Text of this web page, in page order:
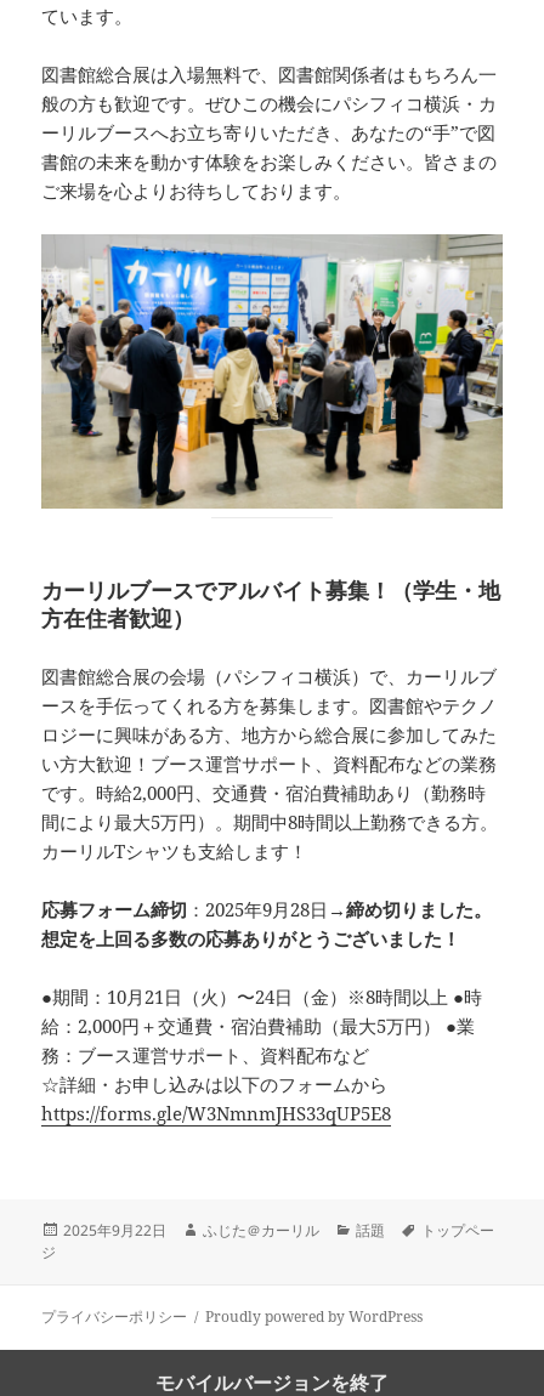
ています。
図書館総合展は入場無料で、図書館関係者はもちろん一
般の方も歓迎です。ぜひこの機会にパシフィコ横浜・カ
ーリルブースへお立ち寄りいただき、あなたの“手”で図
書館の未来を動かす体験をお楽しみください。皆さまの
ご来場を心よりお待ちしております。
カーリルブースでアルバイト募集！（学生・地
方在住者歓迎）
図書館総合展の会場（パシフィコ横浜）で、カーリルブ
ースを手伝ってくれる方を募集します。図書館やテクノ
ロジーに興味がある方、地方から総合展に参加してみた
い方大歓迎！ブース運営サポート、資料配布などの業務
です。時給2,000円、交通費・宿泊費補助あり（勤務時
間により最大5万円）。期間中8時間以上勤務できる方。
カーリルTシャツも支給します！
応募フォーム締切 ：2025年9月28日→締め切りました。
想定を上回る多数の応募ありがとうございました！
●期間：10月21日（火）〜24日（金）※8時間以上 ●時
給：2,000円＋交通費・宿泊費補助（最大5万円） ●業
務：ブース運営サポート、資料配布など
☆詳細・お申し込みは以下のフォームから
https://forms.gle/W3NmnmJHS33qUP5E8
投
2025年9月22日
作
ふじた＠カーリル
カ
ー
話題
タ
トップペー
ジ
プライバシーポリシー Proudly powered by WordPress
モバイルバージョンを終了